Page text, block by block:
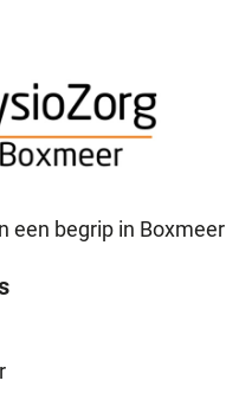
een begrip in Boxmeer